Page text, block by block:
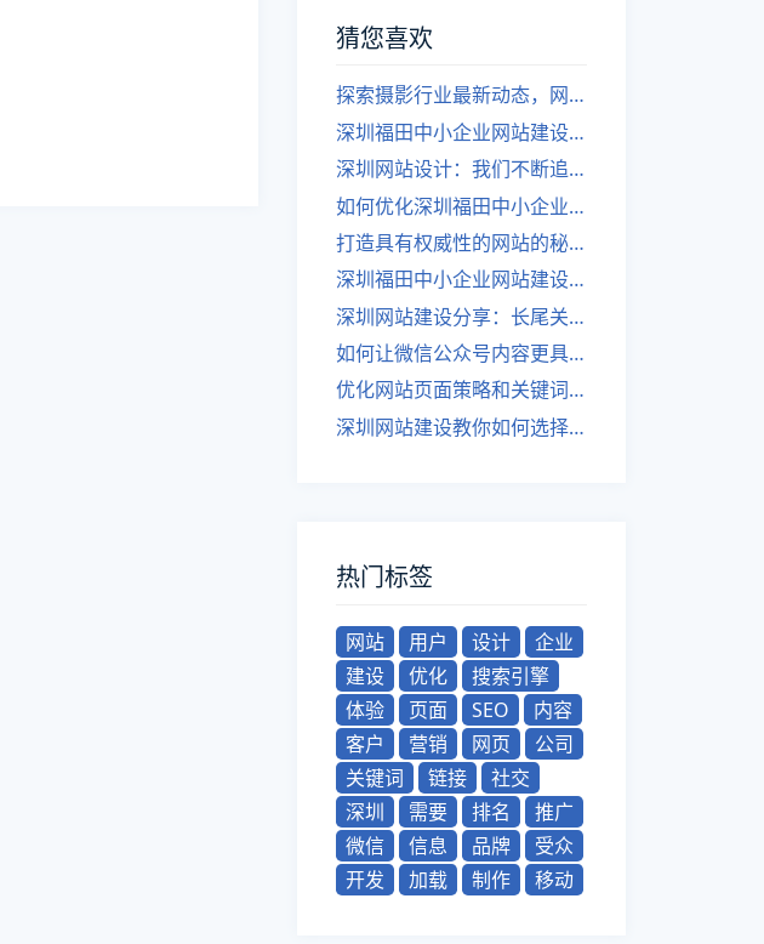
猜您喜欢
探索摄影行业最新动态，网罗各类摄影图片应用示例。
深圳福田中小企业网站建设中的常见问题
深圳网站设计：我们不断追求更高品质
如何优化深圳福田中小企业网站的外链？
打造具有权威性的网站的秘诀
深圳福田中小企业网站建设：建设中小企业网站的实用方法
深圳网站建设分享：长尾关键词的开发方法
如何让微信公众号内容更具传播力？
优化网站页面策略和关键词设置-深圳网站设计
深圳网站建设教你如何选择长尾关键词——长尾关键词挖掘方法
热门标签
网站 用户 设计
企业
建设
优化
搜索引擎
体验
页面 SEO
内容
客户
营销 网页
公司
关键词
链接
社交
深圳
需要 排名
推广
微信
信息 品牌
受众
开发
加载 制作 移动